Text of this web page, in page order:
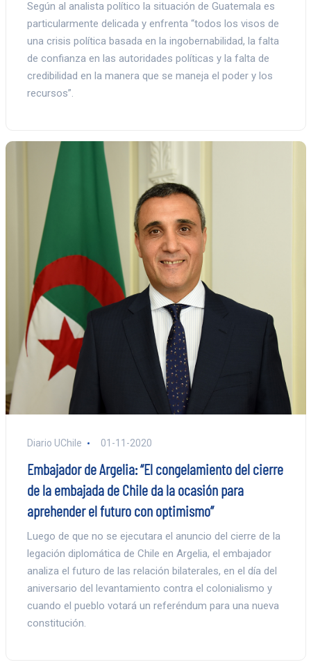
Según al analista político la situación de Guatemala es
particularmente delicada y enfrenta “todos los visos de
una crisis política basada en la ingobernabilidad, la falta
de confianza en las autoridades políticas y la falta de
credibilidad en la manera que se maneja el poder y los
recursos”.
Diario UChile 01-11-2020
Embajador de Argelia: “El congelamiento del cierre
de la embajada de Chile da la ocasión para
aprehender el futuro con optimismo”
Luego de que no se ejecutara el anuncio del cierre de la
legación diplomática de Chile en Argelia, el embajador
analiza el futuro de las relación bilaterales, en el día del
aniversario del levantamiento contra el colonialismo y
cuando el pueblo votará un referéndum para una nueva
constitución.